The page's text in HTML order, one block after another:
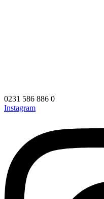
0231 586 886 0
Instagram